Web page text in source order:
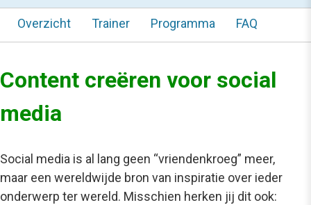
Overzicht Trainer Programma FAQ
Content creëren voor social
media
Social media is al lang geen “vriendenkroeg” meer,
maar een wereldwijde bron van inspiratie over ieder
onderwerp ter wereld. Misschien herken jij dit ook: